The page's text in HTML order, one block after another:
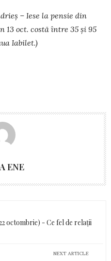
– Iese la pen­sie din
13 oct. costă între 35 şi 95
Iabilet.)
ENE
octombrie) - Ce fel de relații
NEXT ARTICLE